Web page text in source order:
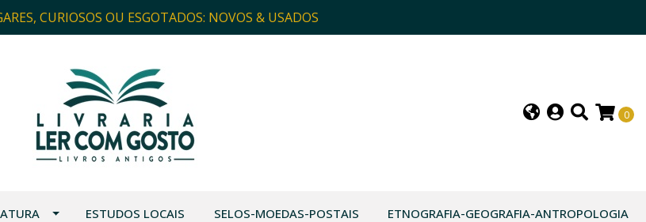
CURIOSOS OU ESGOTADOS: NOVOS & USADOS
0
ESTUDOS LOCAIS SELOS-MOEDAS-POSTAIS ETNOGRAFIA-GEOGRAFIA-ANTROPOLOGIA